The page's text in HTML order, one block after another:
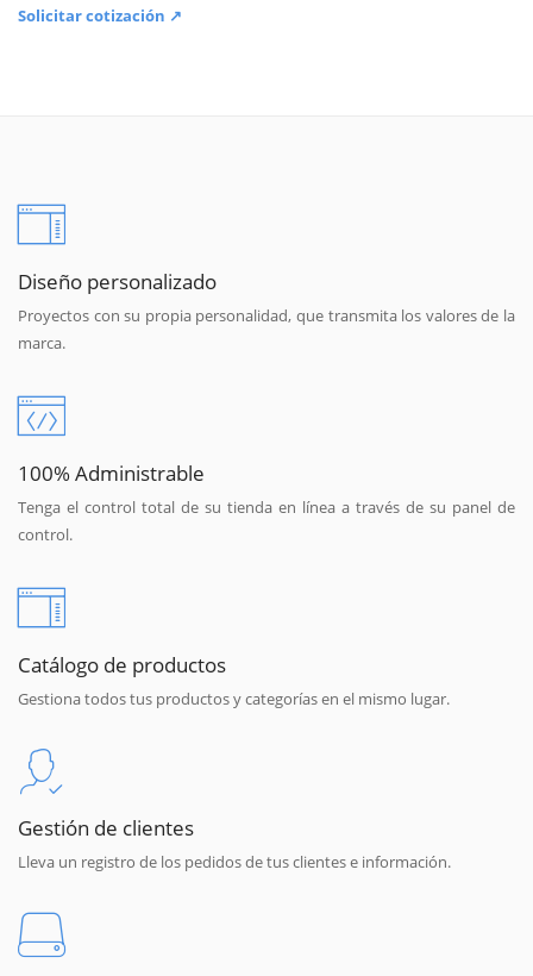
Solicitar cotización ↗
Diseño personalizado
Proyectos con su propia personalidad, que transmita los valores de la
marca.
100% Administrable
Tenga el control total de su tienda en línea a través de su panel de
control.
Catálogo de productos
Gestiona todos tus productos y categorías en el mismo lugar.
Gestión de clientes
Lleva un registro de los pedidos de tus clientes e información.